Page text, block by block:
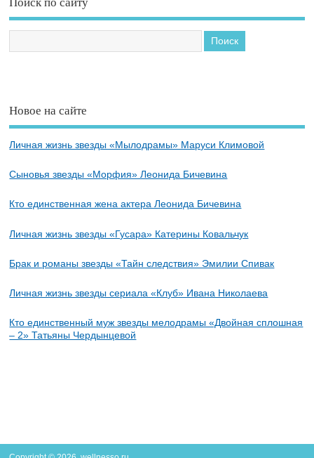
Новое на сайте
Личная жизнь звезды «Мылодрамы» Маруси Климовой
Сыновья звезды «Морфия» Леонида Бичевина
Кто единственная жена актера Леонида Бичевина
Личная жизнь звезды «Гусара» Катерины Ковальчук
Брак и романы звезды «Тайн следствия» Эмилии Спивак
Личная жизнь звезды сериала «Клуб» Ивана Николаева
Кто единственный муж звезды мелодрамы «Двойная сплошная
– 2» Татьяны Чердынцевой